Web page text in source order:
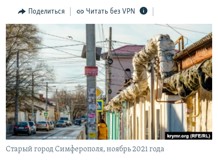
поискуИНФОГРАФИКА
ТЕЛЕПРОЕКТ КРЫМ.РЕАЛИИ
СОВЕТЫ ПРАВОЗАЩИТНИКОВ
ПРОПАВШИЕ БЕЗ ВЕСТИ
ПОБЕДИТЕЛЕЙ НЕ СУДЯТ?
КРЫМ.НЕПОКОРЕННЫЙ
ELIFBE
УКРАИНСКАЯ ПРОБЛЕМА КРЫМА
КАК ОБОЙТИ БЛОКИРОВКУ
Українською
Qırımtatar
ПРИСОЕДИНЯЙТЕСЬ!
Все сайты RFE/RL
Поделиться Читать без VPN
Старый город Симферополя, ноябрь 2021 года